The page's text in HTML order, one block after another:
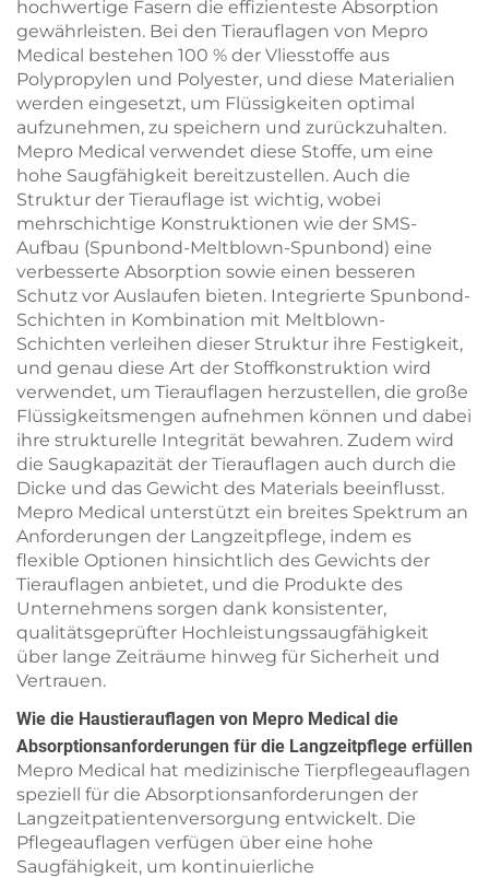
hochwertige Fasern die effizienteste Absorption
gewährleisten. Bei den Tierauflagen von Mepro
Medical bestehen 100 % der Vliesstoffe aus
Polypropylen und Polyester, und diese Materialien
werden eingesetzt, um Flüssigkeiten optimal
aufzunehmen, zu speichern und zurückzuhalten.
Mepro Medical verwendet diese Stoffe, um eine
hohe Saugfähigkeit bereitzustellen. Auch die
Struktur der Tierauflage ist wichtig, wobei
mehrschichtige Konstruktionen wie der SMS-
Aufbau (Spunbond-Meltblown-Spunbond) eine
verbesserte Absorption sowie einen besseren
Schutz vor Auslaufen bieten. Integrierte Spunbond-
Schichten in Kombination mit Meltblown-
Schichten verleihen dieser Struktur ihre Festigkeit,
und genau diese Art der Stoffkonstruktion wird
verwendet, um Tierauflagen herzustellen, die große
Flüssigkeitsmengen aufnehmen können und dabei
ihre strukturelle Integrität bewahren. Zudem wird
die Saugkapazität der Tierauflagen auch durch die
Dicke und das Gewicht des Materials beeinflusst.
Mepro Medical unterstützt ein breites Spektrum an
Anforderungen der Langzeitpflege, indem es
flexible Optionen hinsichtlich des Gewichts der
Tierauflagen anbietet, und die Produkte des
Unternehmens sorgen dank konsistenter,
qualitätsgeprüfter Hochleistungssaugfähigkeit
über lange Zeiträume hinweg für Sicherheit und
Vertrauen.
Wie die Haustierauflagen von Mepro Medical die
Absorptionsanforderungen für die Langzeitpflege erfüllen
Mepro Medical hat medizinische Tierpflegeauflagen
speziell für die Absorptionsanforderungen der
Langzeitpatientenversorgung entwickelt. Die
Pflegeauflagen verfügen über eine hohe
Saugfähigkeit, um kontinuierliche